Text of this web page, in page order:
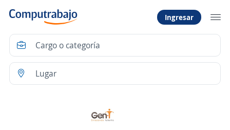
Ingresar